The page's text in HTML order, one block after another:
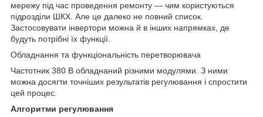
мережу під час проведення ремонту — чим користуються
підрозділи ШКХ. Але це далеко не повний список.
Застосовувати інвертори можна й в інших напрямках, де
будуть потрібні їх функції.
Обладнання та функціональність перетворювача
Частотник 380 В обладнаний різними модулями. З ними
можна досягти точніших результатів регулювання і спростити
цей процес.
Алгоритми регулювання